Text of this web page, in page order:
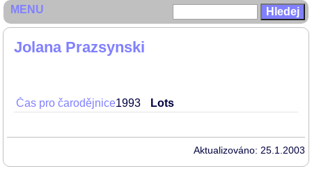
Jolana Prazsynski
Čas pro čarodějnice1993 Lots
Aktualizováno: 25.1.2003
MENU